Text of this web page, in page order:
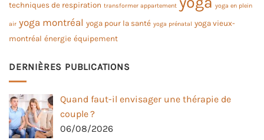
techniques de respiration transformer appartement yoga en plein
air yoga montréal yoga pour la santé yoga prénatal yoga vieux-
montréal énergie équipement
DERNIÈRES PUBLICATIONS
Quand faut-il envisager une thérapie de
couple ?
06/08/2026